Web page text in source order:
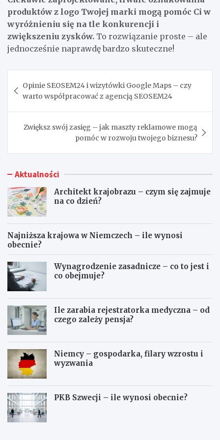
produktów z logo Twojej marki mogą pomóc Ci w
wyróżnieniu się na tle konkurencji i
zwiększeniu zysków. To rozwiązanie proste – ale
jednocześnie naprawdę bardzo skuteczne!
wpisu
Opinie SEOSEM24 i wizytówki Google Maps – czy
warto współpracować z agencją SEOSEM24
Zwiększ swój zasięg – jak maszty reklamowe mogą
pomóc w rozwoju twojego biznesu?
Aktualności
Architekt krajobrazu – czym się zajmuje
na co dzień?
Najniższa krajowa w Niemczech – ile wynosi
obecnie?
Wynagrodzenie zasadnicze – co to jest i
co obejmuje?
Ile zarabia rejestratorka medyczna – od
czego zależy pensja?
Niemcy – gospodarka, filary wzrostu i
wyzwania
PKB Szwecji – ile wynosi obecnie?
A
N